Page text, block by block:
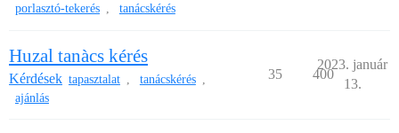
porlasztó-tekerés , tanácskérés
Huzal tanàcs kérés
Kérdések tapasztalat , tanácskérés ,
ajánlás
35 400
2023. január
13.